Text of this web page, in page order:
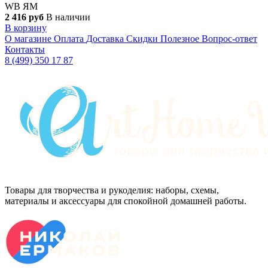
WB ЯМ
2 416 руб В наличии
В корзину
О магазине Оплата Доставка Скидки Полезное Вопрос-ответ
Контакты
8 (499) 350 17 87
Товары для творчества и рукоделия: наборы, схемы,
материалы и аксессуары для спокойной домашней работы.